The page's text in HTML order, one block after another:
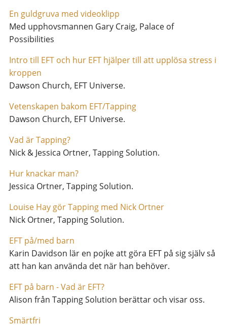
En guldgruva med videoklipp
Med upphovsmannen Gary Craig, Palace of
Possibilities
Intro till EFT och hur EFT hjälper till att upplösa stress i
kroppen
Dawson Church, EFT Universe.
Vetenskapen bakom EFT/Tapping
Dawson Church, EFT Universe.
Vad är Tapping?
Nick & Jessica Ortner, Tapping Solution.
Hur knackar man?
Jessica Ortner, Tapping Solution.
Louise Hay gör Tapping med Nick Ortner
Nick Ortner, Tapping Solution.
EFT på/med barn
Karin Davidson lär en pojke att göra EFT på sig själv så
att han kan använda det när han behöver.
EFT på barn - Vad är EFT?
Alison från Tapping Solution berättar och visar oss.
Smärtfri